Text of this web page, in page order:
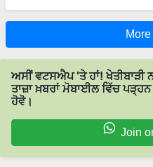
ਅਸੀਂ ਵਟਸਐਪ 'ਤੇ ਹਾਂ!
ਤਾਜ਼ਾ ਖ਼ਬਰਾਂ ਮੋਬਾਈਲ ਵਿੱਚ
ਹੋਵੋ।
Join